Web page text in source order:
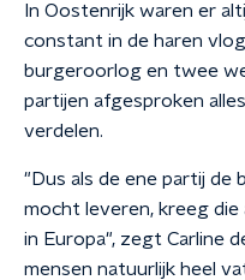
In Oostenrijk waren er
constant in de haren
burgeroorlog en twee
partijen afgesproken
verdelen.
"Dus als de ene partij de
mocht leveren, kreeg
in Europa", zegt Carline
mensen natuurlijk heel